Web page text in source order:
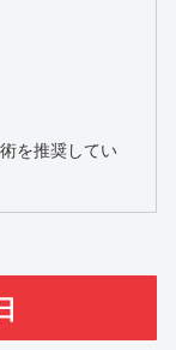
を推奨してい